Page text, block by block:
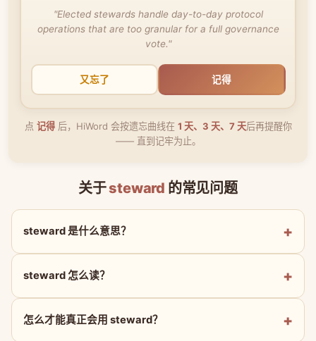
"Elected stewards handle day-to-day protocol
operations that are too granular for a full governance
vote."
又忘了 记得
点 记得后，HiWord 会按遗忘曲线在 1 天、3 天、7 天后再提醒你
—— 直到记牢为止。
关于steward 的常见问题
steward 是什么意思？
steward 怎么读？
怎么才能真正会用 steward？